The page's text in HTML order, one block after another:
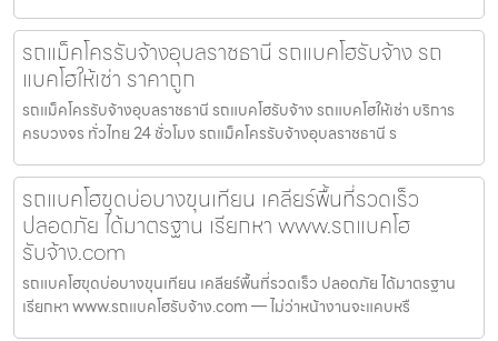
รถแม็คโครรับจ้างอุบลราชธานี รถแบคโฮรับจ้าง รถ
แบคโฮให้เช่า ราคาถูก
รถแม็คโครรับจ้างอุบลราชธานี รถแบคโฮรับจ้าง รถแบคโฮให้เช่า บริการ
ครบวงจร ทั่วไทย 24 ชั่วโมง รถแม็คโครรับจ้างอุบลราชธานี ร
รถแบคโฮขุดบ่อบางขุนเทียน เคลียร์พื้นที่รวดเร็ว
ปลอดภัย ได้มาตรฐาน เรียกหา www.รถแบคโฮ
รับจ้าง.com
รถแบคโฮขุดบ่อบางขุนเทียน เคลียร์พื้นที่รวดเร็ว ปลอดภัย ได้มาตรฐาน
เรียกหา www.รถแบคโฮรับจ้าง.com — ไม่ว่าหน้างานจะแคบหรื